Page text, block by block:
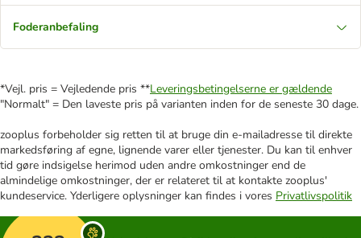
Foderanbefaling
*Vejl. pris = Vejledende pris **Leveringsbetingelserne er gældende
"Normalt" = Den laveste pris på varianten inden for de seneste 30 dage.
zooplus forbeholder sig retten til at bruge din e-mailadresse til direkte
markedsføring af egne, lignende varer eller tjenester. Du kan til enhver
tid gøre indsigelse herimod uden andre omkostninger end de
almindelige omkostninger, der er relateret til at kontakte zooplus'
kundeservice. Yderligere oplysninger kan findes i vores Privatlivspolitik